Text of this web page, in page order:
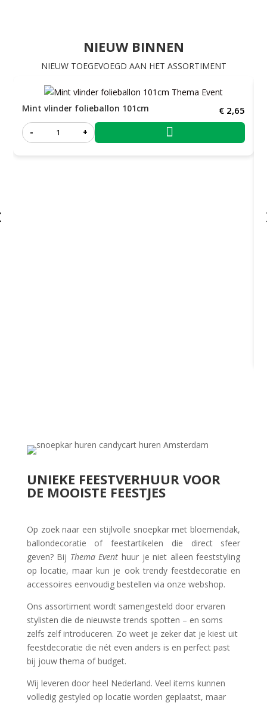
NIEUW BINNEN
NIEUW TOEGEVOEGD AAN HET ASSORTIMENT
Mint vlinder folieballon 101cm €2,65
- + 
UNIEKE FEESTVERHUUR VOOR
DE MOOISTE FEESTJES
Op zoek naar een stijlvolle snoepkar met bloemendak,
ballondecoratie of feestartikelen die direct sfeer
geven? Bij Thema Event huur je niet alleen feeststyling
op locatie, maar kun je ook trendy feestdecoratie en
accessoires eenvoudig bestellen via onze webshop.
Ons assortiment wordt samengesteld door ervaren
stylisten die de nieuwste trends spotten – en soms
zelfs zelf introduceren. Zo weet je zeker dat je kiest uit
feestdecoratie die nét even anders is en perfect past
bij jouw thema of budget.
Wij leveren door heel Nederland. Veel items kunnen
volledig gestyled op locatie worden geplaatst, maar